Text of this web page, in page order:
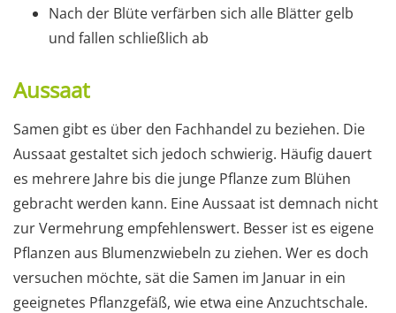
Nach der Blüte verfärben sich alle Blätter gelb
und fallen schließlich ab
Aussaat
Samen gibt es über den Fachhandel zu beziehen. Die
Aussaat gestaltet sich jedoch schwierig. Häufig dauert
es mehrere Jahre bis die junge Pflanze zum Blühen
gebracht werden kann. Eine Aussaat ist demnach nicht
zur Vermehrung empfehlenswert. Besser ist es eigene
Pflanzen aus Blumenzwiebeln zu ziehen. Wer es doch
versuchen möchte, sät die Samen im Januar in ein
geeignetes Pflanzgefäß, wie etwa eine Anzuchtschale.